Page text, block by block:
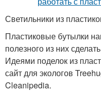
Светильники из
Пластиковые бутылки
полезного из них
Идеями поделок из
сайт для экологов
Cleanipedia.